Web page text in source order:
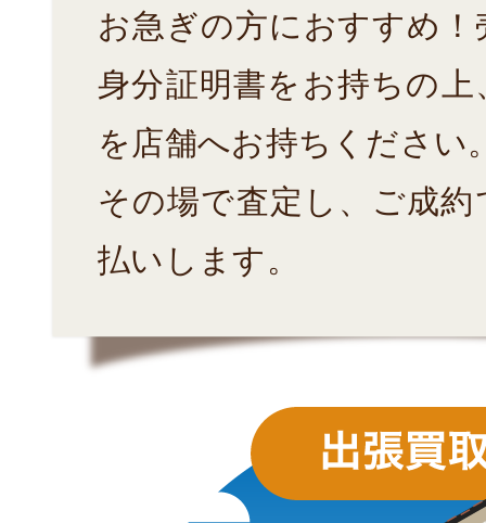
お急ぎの方におすすめ！
身分証明書をお持ちの
を店舗へお持ちください
その場で査定し、ご成
払いします。